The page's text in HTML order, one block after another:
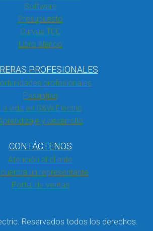
Software
Presupuesto
Curvas TCC
Libro blanco
PROFESIONALES
profesionales
Pasantías
vida en G&W Electric
y desarrollo
CONTÁCTENOS
Atención al cliente
un representante
Portal de ventas
Reservados todos los derechos.